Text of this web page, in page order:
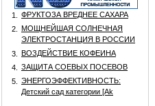
1.
ФРУКТОЗА ВРЕДНЕЕ САХАРА
2.
МОЩНЕЙШАЯ СОЛНЕЧНАЯ
ЭЛЕКТРОСТАНЦИЯ В РОССИИ
3.
ВОЗДЕЙСТВИЕ КОФЕИНА
4.
ЗАЩИТА СОЕВЫХ ПОСЕВОВ
5.
ЭНЕРГОЭФФЕКТИВНОСТЬ:
Детский сад категории [Аk